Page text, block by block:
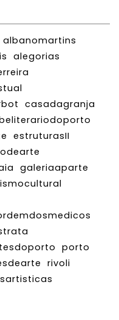
albanomartins
alegorias
casadagranja
estruturasII
galeriaaparte
porto
rivoli